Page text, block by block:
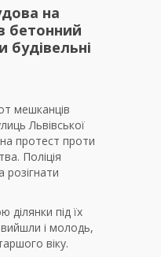
на
бетонний
будівельні
мешканців
Львівської
протест проти
Поліція
розігнати
ділянки під їх
і молодь,
віку.